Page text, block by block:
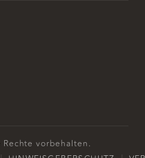
vorbehalten.